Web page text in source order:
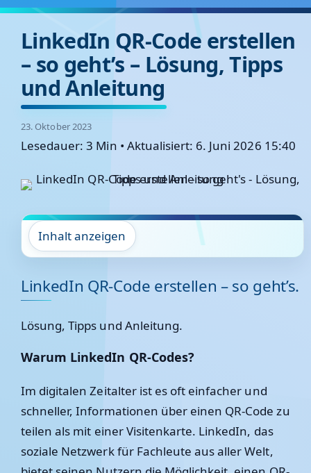
LinkedIn QR-Code erstellen
– so geht’s – Lösung, Tipps
und Anleitung
23. Oktober 2023
Lesedauer: 3 Min • Aktualisiert: 6. Juni 2026 15:40
Inhalt anzeigen
LinkedIn QR-Code erstellen – so geht’s.
Lösung, Tipps und Anleitung.
Warum LinkedIn QR-Codes?
Im digitalen Zeitalter ist es oft einfacher und
schneller, Informationen über einen QR-Code zu
teilen als mit einer Visitenkarte. LinkedIn, das
soziale Netzwerk für Fachleute aus aller Welt,